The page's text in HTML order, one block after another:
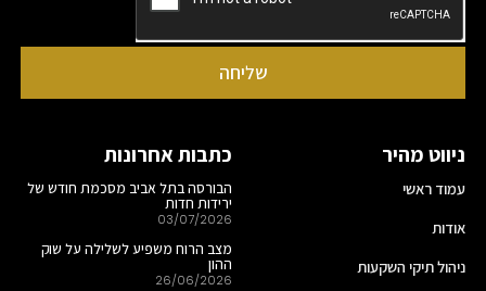
שליחה
ניווט מהיר
עמוד ראשי
אודות
ניהול תיקי השקעות
כתבות אחרונות
הבורסה בתל אביב מסכמת חודש של
ירידות חדות
03/07/2026
מצב הרוח משפיע לשלילה על שוק
ההון
26/06/2026